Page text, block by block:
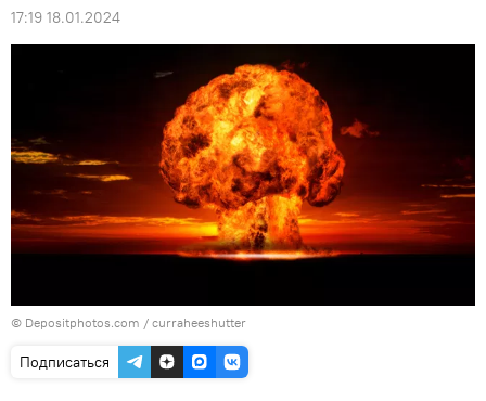
17:19 18.01.2024
© Depositphotos.com / curraheeshutter
Подписаться